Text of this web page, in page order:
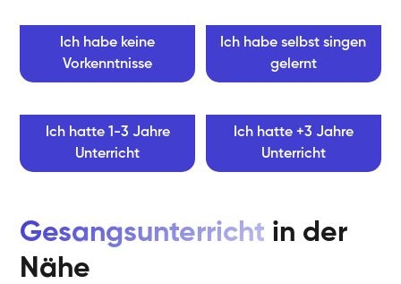
Ich habe keine
Vorkenntnisse
Ich habe selbst singen
gelernt
Ich hatte 1-3 Jahre
Unterricht
Ich hatte +3 Jahre
Unterricht
Gesangsunterricht in der
Nähe